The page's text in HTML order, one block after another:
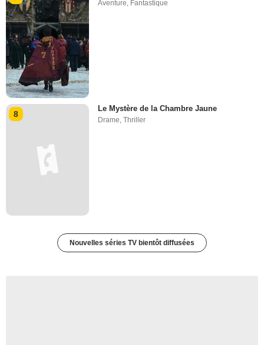
Aventure, Fantastique
8
Le Mystère de la Chambre Jaune
Drame,Thriller
Nouvelles séries TV bientôt diffusées